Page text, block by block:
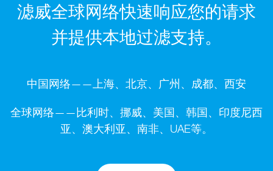
滤威全球网络快速响应您的请求
并提供本地过滤支持。
中国网络——上海、北京、广州、成都、西安
全球网络——比利时、挪威、美国、韩国、印度尼西
亚、澳大利亚、南非、UAE等。